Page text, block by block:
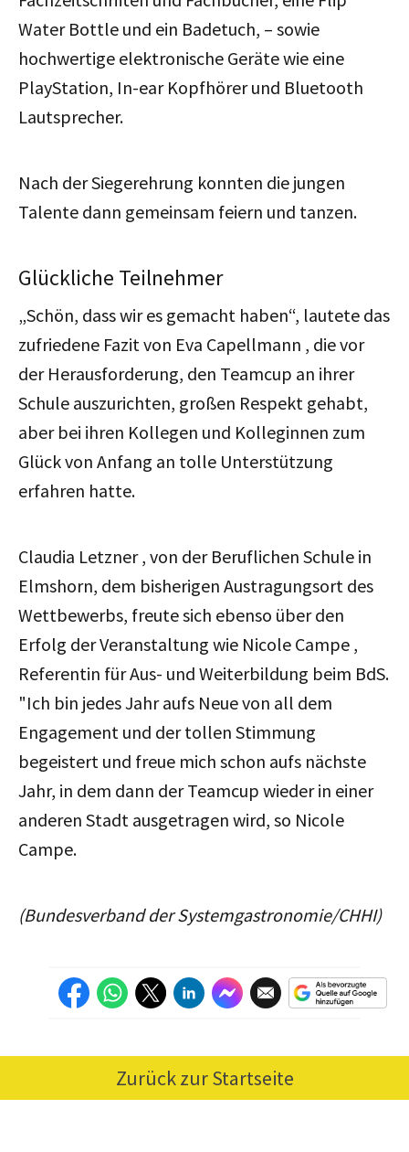
Water Bottle und ein Badetuch, – sowie
hochwertige elektronische Geräte wie eine
PlayStation, In-ear Kopfhörer und Bluetooth
Lautsprecher.
Nach der Siegerehrung konnten die jungen
Talente dann gemeinsam feiern und tanzen.
Glückliche Teilnehmer
„Schön, dass wir es gemacht haben“, lautete das
zufriedene Fazit von Eva Capellmann , die vor
der Herausforderung, den Teamcup an ihrer
Schule auszurichten, großen Respekt gehabt,
aber bei ihren Kollegen und Kolleginnen zum
Glück von Anfang an tolle Unterstützung
erfahren hatte.
Claudia Letzner , von der Beruflichen Schule in
Elmshorn, dem bisherigen Austragungsort des
Wettbewerbs, freute sich ebenso über den
Erfolg der Veranstaltung wie Nicole Campe ,
Referentin für Aus- und Weiterbildung beim BdS.
"Ich bin jedes Jahr aufs Neue von all dem
Engagement und der tollen Stimmung
begeistert und freue mich schon aufs nächste
Jahr, in dem dann der Teamcup wieder in einer
anderen Stadt ausgetragen wird, so Nicole
Campe.
(Bundesverband der Systemgastronomie/CHHI)
Zurück zur Startseite